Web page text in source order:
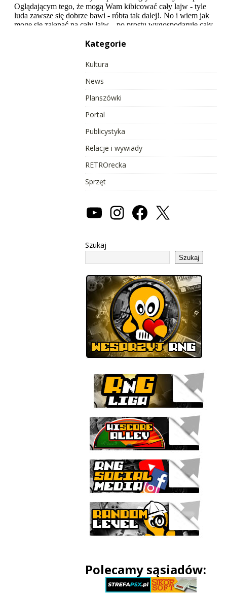
Kategorie
Kultura
News
Planszówki
Portal
Publicystyka
Relacje i wywiady
RETROrecka
Sprzęt
Szukaj
Szukaj
Polecamy sąsiadów: